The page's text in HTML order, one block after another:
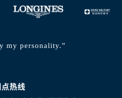
湖区河东街浪琴售后服务中心（需
泽区迎泽街道解放路15号亨得利
峰道136号天津国际金融中心26
山区淮河路浪琴售后服务中心（需
城区魏武大道浪琴售后服务中心（
my personality.”
点热线